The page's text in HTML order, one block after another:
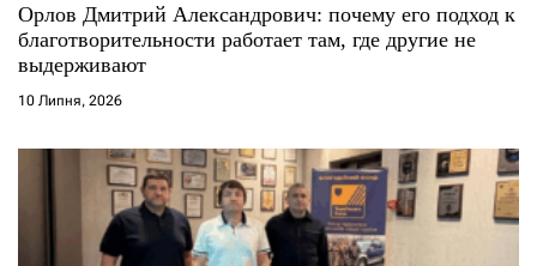
Орлов Дмитрий Александрович: почему его подход к
благотворительности работает там, где другие не
выдерживают
10 Липня, 2026